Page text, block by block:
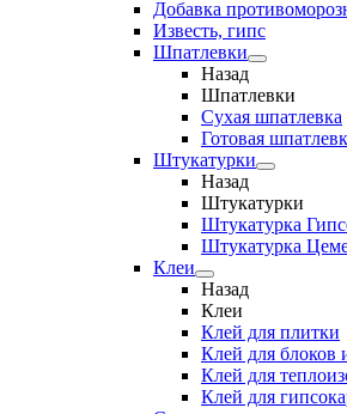
Добавка
Известь, гипс
Шпатлевки
Назад
Шпатлевки
Сухая шпатлевка
Готовая
Штукатурки
Назад
Штукатурки
Штукатурка
Штукатурка
Клеи
Назад
Клеи
Клей для плитки
Клей для блоков
Клей для
Клей для